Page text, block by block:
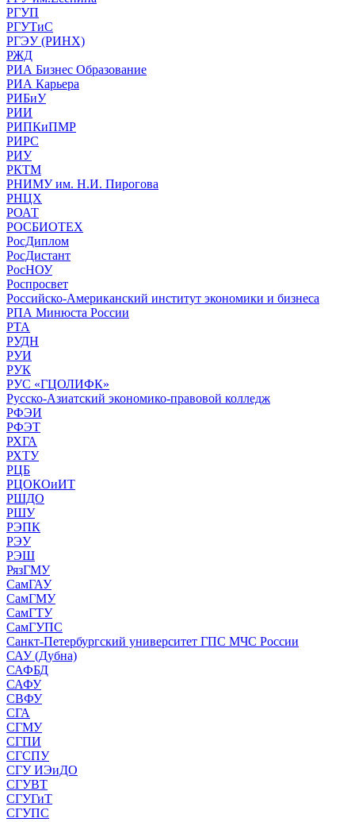
РГУП
РГУТиС
РГЭУ (РИНХ)
РЖД
РИА Бизнес Образование
РИА Карьера
РИБиУ
РИИ
РИПКиПМР
РИРС
РИУ
РКТМ
РНИМУ им. Н.И. Пирогова
РНЦХ
РОАТ
РОСБИОТЕХ
РосДиплом
РосДистант
РосНОУ
Роспросвет
Российско-Американский институт экономики и бизнеса
РПА Минюста России
РТА
РУДН
РУИ
РУК
РУС «ГЦОЛИФК»
Русско-Азиатский экономико-правовой колледж
РФЭИ
РФЭТ
РХГА
РХТУ
РЦБ
РЦОКОиИТ
РШДО
РШУ
РЭПК
РЭУ
РЭШ
РязГМУ
СамГАУ
СамГМУ
СамГТУ
СамГУПС
Санкт-Петербургский университет ГПС МЧС России
САУ (Дубна)
САФБД
САФУ
СВФУ
СГА
СГМУ
СГПИ
СГСПУ
СГУ ИЭиДО
СГУВТ
СГУГиТ
СГУПС